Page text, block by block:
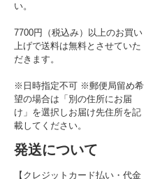
い。
7700円（税込み）以上のお買い
上げで送料は無料とさせていた
だきます。
※日時指定不可 ※郵便局留め希
望の場合は「別の住所にお届
け」を選択しお届け先住所を記
載してください。
発送について
【クレジットカード払い・代金